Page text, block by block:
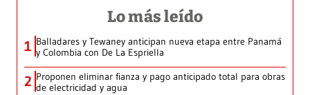
Lo más leído
1 Balladares y Tewaney anticipan nueva etapa entre Panamá
y Colombia con De La Espriella
2 Proponen eliminar fianza y pago anticipado total para obras
de electricidad y agua